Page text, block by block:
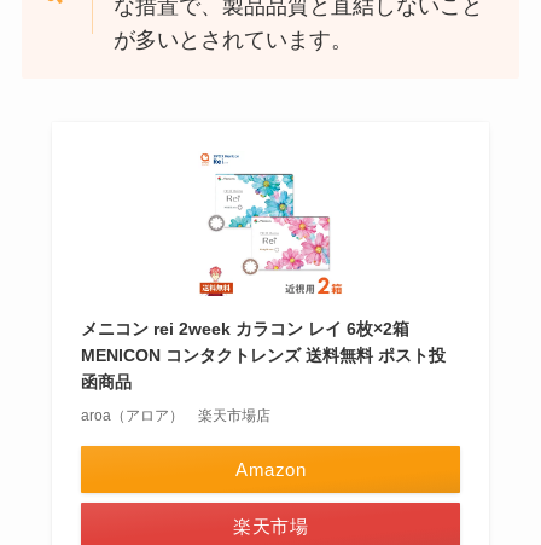
な措置で、製品品質と直結しないこと
が多いとされています。
メニコン rei 2week カラコン レイ 6枚×2箱
MENICON コンタクトレンズ 送料無料 ポスト投
函商品
aroa（アロア） 楽天市場店
Amazon
楽天市場